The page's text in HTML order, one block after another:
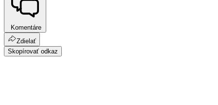
Komentáre
Zdielať
Skopírovať odkaz